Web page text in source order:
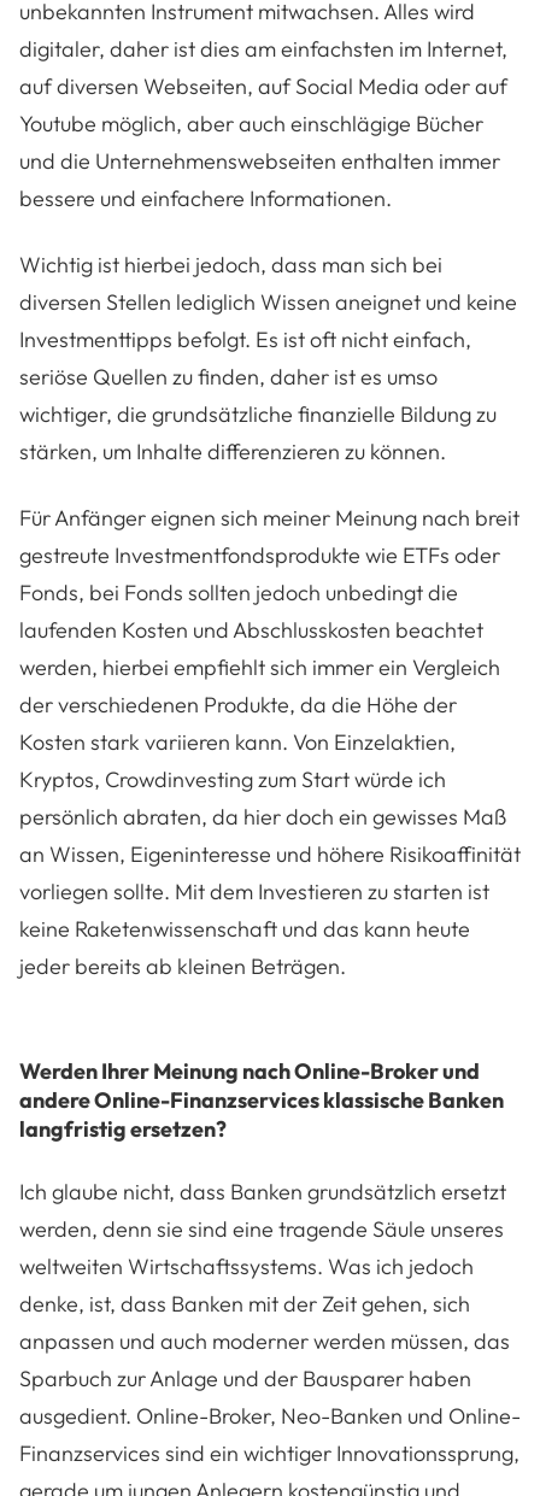
unbekannten Instrument mitwachsen. Alles wird
digitaler, daher ist dies am einfachsten im Internet,
auf diversen Webseiten, auf Social Media oder auf
Youtube möglich, aber auch einschlägige Bücher
und die Unternehmenswebseiten enthalten immer
bessere und einfachere Informationen.
Wichtig ist hierbei jedoch, dass man sich bei
diversen Stellen lediglich Wissen aneignet und keine
Investmenttipps befolgt. Es ist oft nicht einfach,
seriöse Quellen zu finden, daher ist es umso
wichtiger, die grundsätzliche finanzielle Bildung zu
stärken, um Inhalte differenzieren zu können.
Für Anfänger eignen sich meiner Meinung nach breit
gestreute Investmentfondsprodukte wie ETFs oder
Fonds, bei Fonds sollten jedoch unbedingt die
laufenden Kosten und Abschlusskosten beachtet
werden, hierbei empfiehlt sich immer ein Vergleich
der verschiedenen Produkte, da die Höhe der
Kosten stark variieren kann. Von Einzelaktien,
Kryptos, Crowdinvesting zum Start würde ich
persönlich abraten, da hier doch ein gewisses Maß
an Wissen, Eigeninteresse und höhere Risikoaffinität
vorliegen sollte. Mit dem Investieren zu starten ist
keine Raketenwissenschaft und das kann heute
jeder bereits ab kleinen Beträgen.
Werden Ihrer Meinung nach Online-Broker und
andere Online-Finanzservices klassische Banken
langfristig ersetzen?
Ich glaube nicht, dass Banken grundsätzlich ersetzt
werden, denn sie sind eine tragende Säule unseres
weltweiten Wirtschaftssystems. Was ich jedoch
denke, ist, dass Banken mit der Zeit gehen, sich
anpassen und auch moderner werden müssen, das
Sparbuch zur Anlage und der Bausparer haben
ausgedient. Online-Broker, Neo-Banken und Online-
Finanzservices sind ein wichtiger Innovationssprung,
gerade um jungen Anlegern kostengünstig und